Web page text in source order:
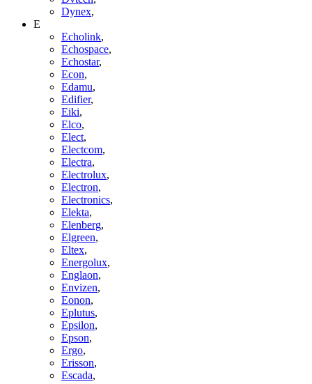
Dynex,
E
Echolink,
Echospace,
Echostar,
Econ,
Edamu,
Edifier,
Eiki,
Elco,
Elect,
Electcom,
Electra,
Electrolux,
Electron,
Electronics,
Elekta,
Elenberg,
Elgreen,
Eltex,
Energolux,
Englaon,
Envizen,
Eonon,
Eplutus,
Epsilon,
Epson,
Ergo,
Erisson,
Escada,